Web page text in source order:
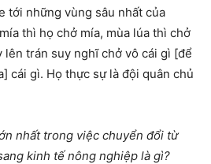
tới những vùng sâu nhất của
thì họ chở mía, mùa lúa thì chở
lên trán suy nghĩ chở vô cái gì [để
cái gì. Họ thực sự là đội quân chủ
nhất trong việc chuyển đổi từ
kinh tế nông nghiệp là gì?